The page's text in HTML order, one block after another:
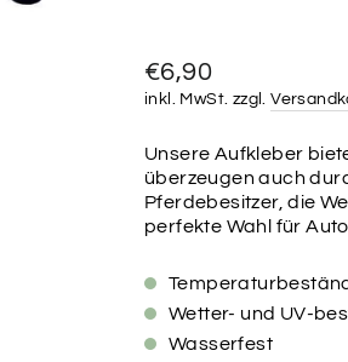
Normaler
Preis
€6,90
inkl. MwSt. zzgl.
Unsere Aufkleber
überzeugen auch
Pferdebesitzer, die
perfekte Wahl für
Wetter- und UV-
Wasserfest